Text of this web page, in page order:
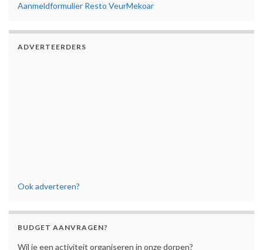
Aanmeldformulier Resto VeurMekoar
ADVERTEERDERS
Ook adverteren?
BUDGET AANVRAGEN?
Wil je een activiteit organiseren in onze dorpen?